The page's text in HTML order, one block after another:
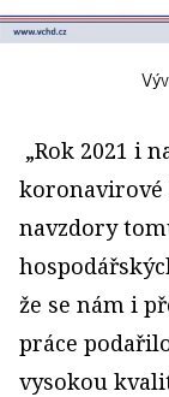
„Rok 2021 i
koronavirové
navzdory
že se nám i
práce
vysokou